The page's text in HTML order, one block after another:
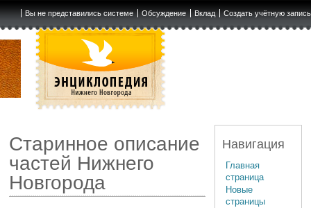
Вы не представились системе Обсуждение Вклад Создать учётную запись
Старинное описание
частей Нижнего
Новгорода
Навигация
Главная
страница
Новые
страницы